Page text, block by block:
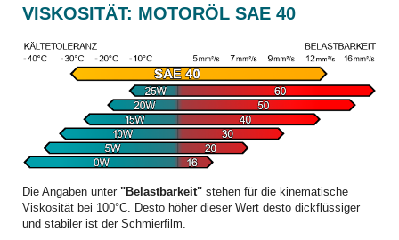
VISKOSITÄT: MOTORÖL SAE 40
Die Angaben unter "Belastbarkeit" stehen für die kinematische
Viskosität bei 100°C. Desto höher dieser Wert desto dickflüssiger
und stabiler ist der Schmierfilm.